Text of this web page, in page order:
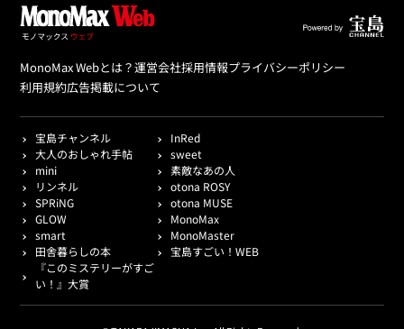
MonoMax Webとは？運営会社採用情報プライバシーポリシー
利用規約広告掲載について
宝島チャンネル
InRed
大人のおしゃれ手帖
sweet
mini
素敵なあの人
リンネル
otona ROSY
SPRiNG
otona MUSE
GLOW
MonoMax
smart
MonoMaster
田舎暮らしの本
宝島すごい！WEB
『このミステリーがすご
い！』大賞